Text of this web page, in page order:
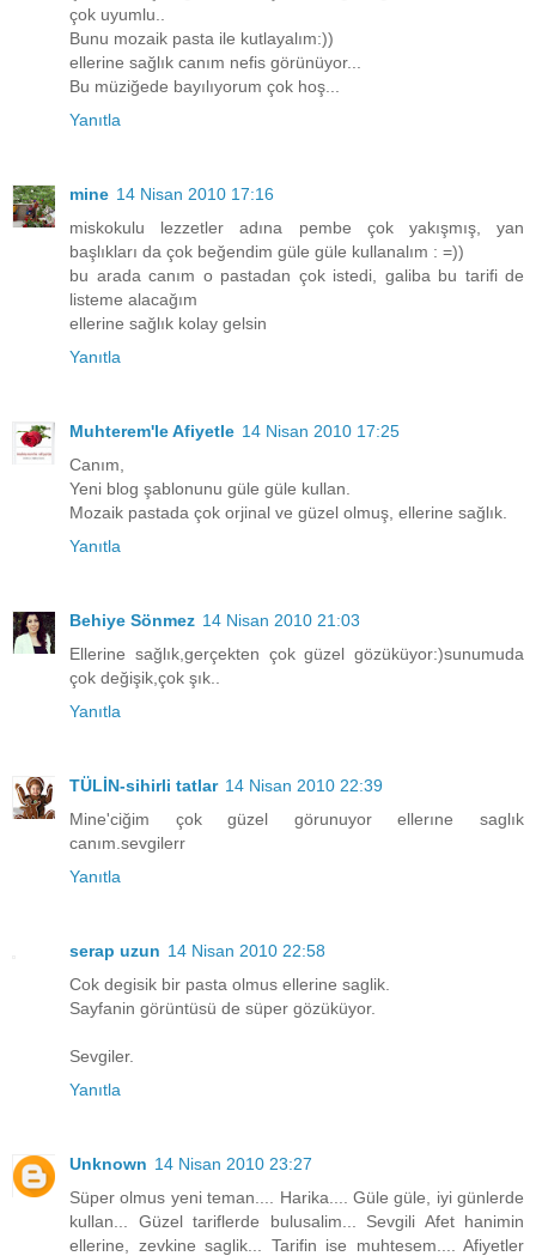
çok uyumlu..
Bunu mozaik pasta ile kutlayalım:))
ellerine sağlık canım nefis görünüyor...
Bu müziğede bayılıyorum çok hoş...
Yanıtla
mine 14 Nisan 2010 17:16
miskokulu lezzetler adına pembe çok yakışmış, yan
başlıkları da çok beğendim güle güle kullanalım : =))
bu arada canım o pastadan çok istedi, galiba bu tarifi de
listeme alacağım
ellerine sağlık kolay gelsin
Yanıtla
Muhterem'le Afiyetle 14 Nisan 2010 17:25
Canım,
Yeni blog şablonunu güle güle kullan.
Mozaik pastada çok orjinal ve güzel olmuş, ellerine sağlık.
Yanıtla
Behiye Sönmez 14 Nisan 2010 21:03
Ellerine sağlık,gerçekten çok güzel gözüküyor:)sunumuda
çok değişik,çok şık..
Yanıtla
TÜLİN-sihirli tatlar 14 Nisan 2010 22:39
Mine'ciğim çok güzel görunuyor ellerıne saglık
canım.sevgilerr
Yanıtla
serap uzun 14 Nisan 2010 22:58
Cok degisik bir pasta olmus ellerine saglik.
Sayfanin görüntüsü de süper gözüküyor.
Sevgiler.
Yanıtla
Unknown 14 Nisan 2010 23:27
Süper olmus yeni teman.... Harika.... Güle güle, iyi günlerde
kullan... Güzel tariflerde bulusalim... Sevgili Afet hanimin
ellerine, zevkine saglik... Tarifin ise muhtesem.... Afiyetler